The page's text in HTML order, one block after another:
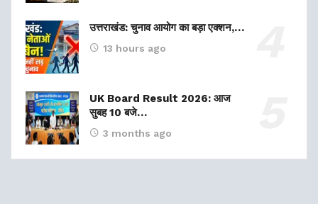
उत्तराखंड: चुनाव आयोग का बड़ा एक्शन,…
13 hours ago
UK Board Result 2026: आज
सुबह 10 बजे…
3 months ago